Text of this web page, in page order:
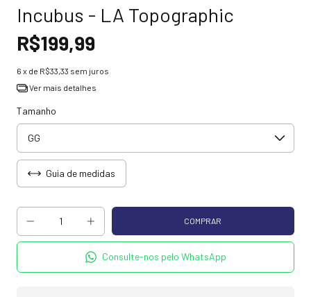
Incubus - LA Topographic
R$199,99
6 x de R$33,33 sem juros
Ver mais detalhes
Tamanho
Guia de medidas
Consulte-nos pelo WhatsApp